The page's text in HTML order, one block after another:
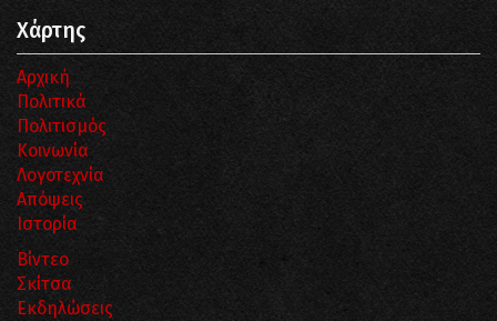
Χάρτης
Αρχική
Πολιτικά
Πολιτισμός
Κοινωνία
Λογοτεχνία
Απόψεις
Ιστορία
Βίντεο
Σκίτσα
Εκδηλώσεις